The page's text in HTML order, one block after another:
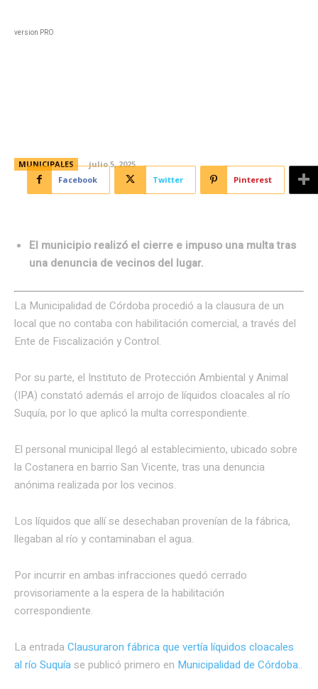
version PRO
MUNICIPALES
julio 5, 2025
Facebook
Twitter Pinterest
El municipio realizó el cierre e impuso una multa tras
una denuncia de vecinos del lugar.
La Municipalidad de Córdoba procedió a la clausura de un
local que no contaba con habilitación comercial, a través del
Ente de Fiscalización y Control.
Por su parte, el Instituto de Protección Ambiental y Animal
(IPA) constató además el arrojo de líquidos cloacales al río
Suquía, por lo que aplicó la multa correspondiente.
El personal municipal llegó al establecimiento, ubicado sobre
la Costanera en barrio San Vicente, tras una denuncia
anónima realizada por los vecinos.
Los líquidos que allí se desechaban provenían de la fábrica,
llegaban al río y contaminaban el agua.
Por incurrir en ambas infracciones quedó cerrado
provisoriamente a la espera de la habilitación
correspondiente.
La entrada Clausuraron fábrica que vertía líquidos cloacales
al río Suquíase publicó primero en Municipalidad de Córdoba..